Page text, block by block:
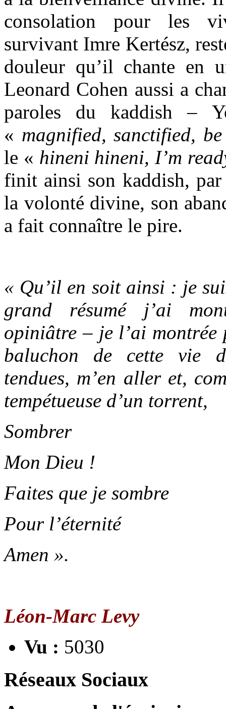
consolation pour les
survivant Imre Kertész,
douleur qu’il chante en
Leonard Cohen aussi a
paroles du kaddish –
« magnified, sanctified,
le « hineni hineni, I’m
finit ainsi son kaddish,
la volonté divine, son
a fait connaître le pire.
« Qu’il en soit ainsi : je
grand résumé j’ai
opiniâtre – je l’ai
baluchon de cette vie
tendues, m’en aller et,
tempétueuse d’un torrent,
Sombrer
Mon Dieu !
Faites que je sombre
Pour l’éternité
Amen ».
Léon-Marc Levy
Vu : 5030
Réseaux Sociaux